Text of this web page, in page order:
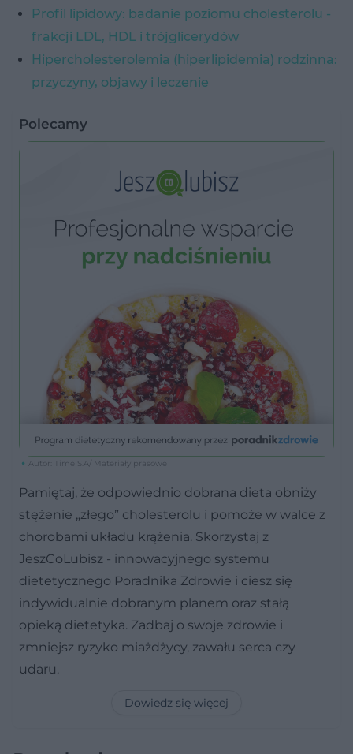
Profil lipidowy: badanie poziomu cholesterolu -
frakcji LDL, HDL i trójglicerydów
Hipercholesterolemia (hiperlipidemia) rodzinna:
przyczyny, objawy i leczenie
Polecamy
Autor: Time S.A/ Materiały prasowe
Pamiętaj, że odpowiednio dobrana dieta obniży
stężenie „złego” cholesterolu i pomoże w walce z
chorobami układu krążenia. Skorzystaj z
JeszCoLubisz - innowacyjnego systemu
dietetycznego Poradnika Zdrowie i ciesz się
indywidualnie dobranym planem oraz stałą
opieką dietetyka. Zadbaj o swoje zdrowie i
zmniejsz ryzyko miażdżycy, zawału serca czy
udaru.
Dowiedz się więcej